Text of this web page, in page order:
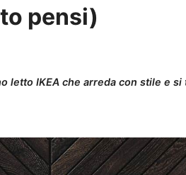
pensi)
letto IKEA che arreda con stile e